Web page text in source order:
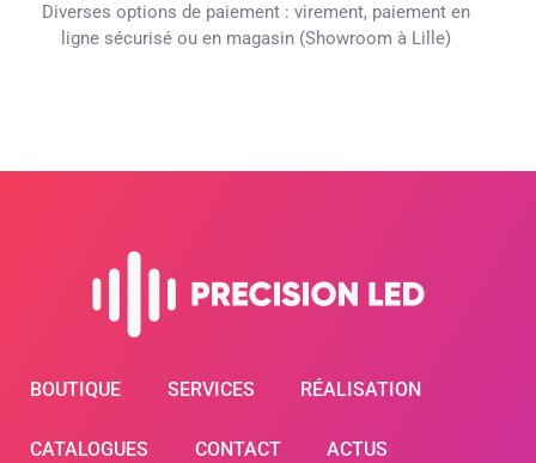
Diverses options de paiement : virement, paiement en
ligne sécurisé ou en magasin (Showroom à Lille)
BOUTIQUE SERVICES RÉALISATION
CATALOGUES CONTACT ACTUS